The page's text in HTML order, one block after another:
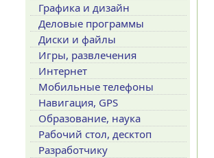
Графика и дизайн
Деловые программы
Диски и файлы
Игры, развлечения
Интернет
Мобильные телефоны
Навигация, GPS
Образование, наука
Рабочий стол, десктоп
Разработчику